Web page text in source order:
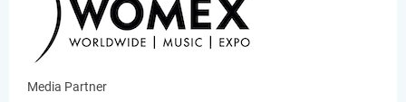
Media Partner